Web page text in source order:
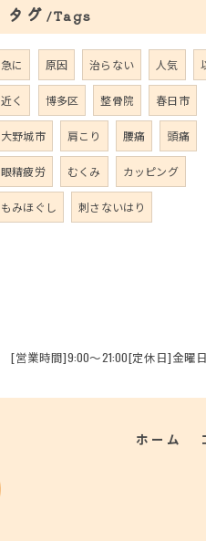
タグ Tags
急に 原因 治らない 人気
近く 博多区 整骨院 春日市
大野城市 肩こり 腰痛 頭痛
眼精疲労 むくみ カッピング
もみほぐし 刺さないはり
[営業時間]9:00～21:00[定休日]金曜日
ホーム